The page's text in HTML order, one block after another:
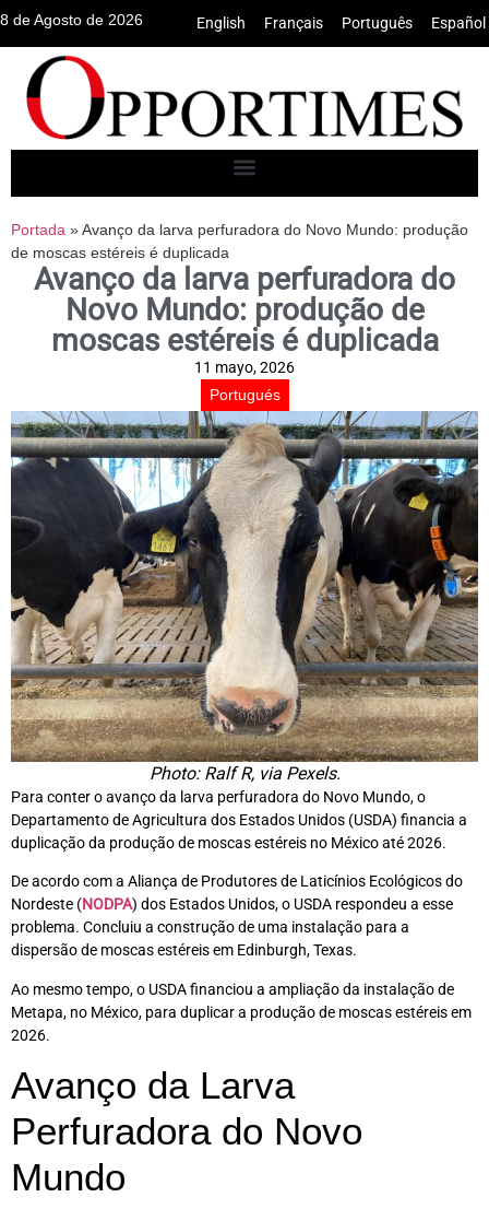
8 de Agosto de 2026 English Français Português Español
Portada »Avanço da larva perfuradora do Novo Mundo: produção
de moscas estéreis é duplicada
Avanço da larva perfuradora do
Novo Mundo: produção de
moscas estéreis é duplicada
11 mayo, 2026
Portugués
Photo: Ralf R, via Pexels.
Para conter o avanço da larva perfuradora do Novo Mundo, o
Departamento de Agricultura dos Estados Unidos (USDA) financia a
duplicação da produção de moscas estéreis no México até 2026.
De acordo com a Aliança de Produtores de Laticínios Ecológicos do
Nordeste (NODPA) dos Estados Unidos, o USDA respondeu a esse
problema. Concluiu a construção de uma instalação para a
dispersão de moscas estéreis em Edinburgh, Texas.
Ao mesmo tempo, o USDA financiou a ampliação da instalação de
Metapa, no México, para duplicar a produção de moscas estéreis em
2026.
Avanço da Larva
Perfuradora do Novo
Mundo